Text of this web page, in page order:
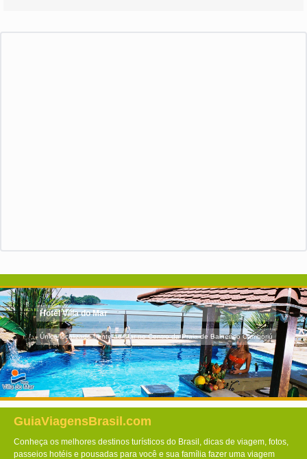
Hotel Villa do Mar
Único localizado frente ao Mar no Centro da Praia de Balneário Camboriú
GuiaViagensBrasil.com
Conheça os melhores destinos turísticos do Brasil, dicas de viagem, fotos,
passeios hotéis e pousadas para você e sua família fazer uma viagem